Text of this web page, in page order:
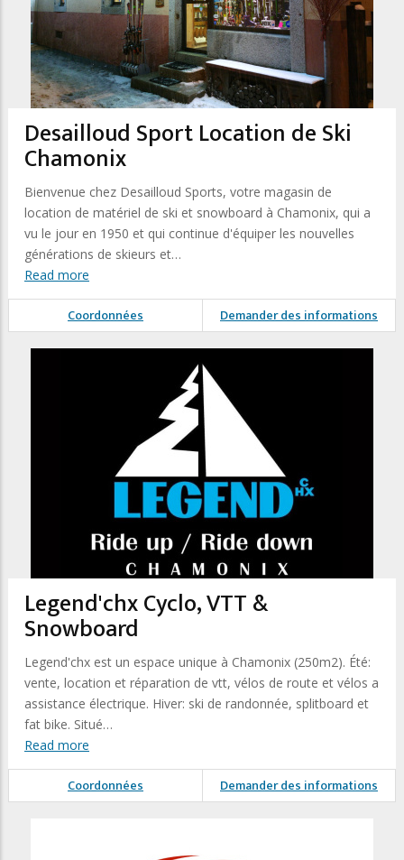
Desailloud Sport Location de Ski
Chamonix
Bienvenue chez Desailloud Sports, votre magasin de
location de matériel de ski et snowboard à Chamonix, qui a
vu le jour en 1950 et qui continue d'équiper les nouvelles
générations de skieurs et…
Read more
Coordonnées Demander des informations
Legend'chx Cyclo, VTT &
Snowboard
Legend'chx est un espace unique à Chamonix (250m2). Été:
vente, location et réparation de vtt, vélos de route et vélos a
assistance électrique. Hiver: ski de randonnée, splitboard et
fat bike. Situé…
Read more
Coordonnées Demander des informations